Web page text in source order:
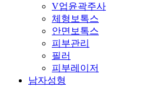
V업윤곽주사
체형보톡스
안면보톡스
피부관리
필러
피부레이저
남자성형